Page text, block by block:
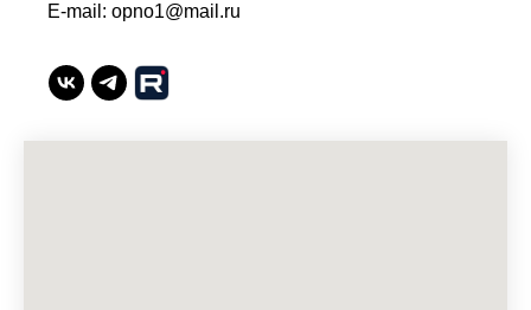
E-mail: opno1@mail.ru